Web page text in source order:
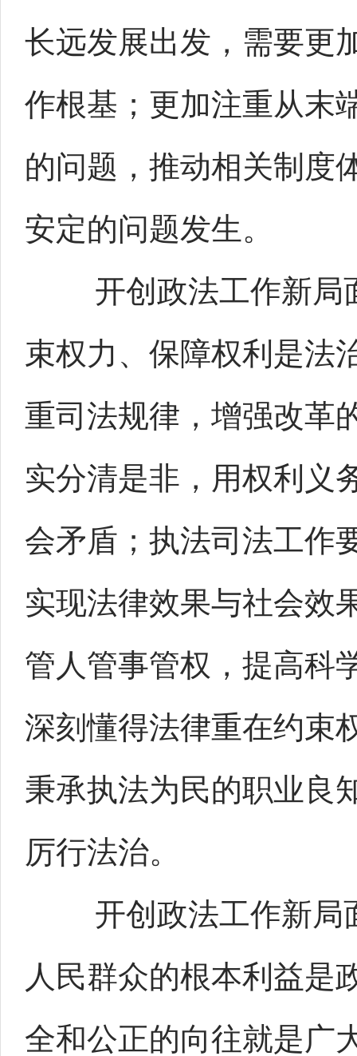
长远发展出发，需要更
作根基；更加注重从末
的问题，推动相关制度
安定的问题发生。
开创政法工作新局面
束权力、保障权利是法
重司法规律，增强改革
实分清是非，用权利义
会矛盾；执法司法工作
实现法律效果与社会效
管人管事管权，提高科
深刻懂得法律重在约束
秉承执法为民的职业良
厉行法治。
开创政法工作新局面
人民群众的根本利益是
全和公正的向往就是广